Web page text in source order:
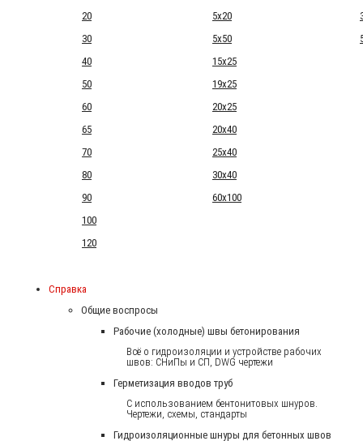
20
5x20
30
5x50
40
15x25
50
19x25
60
20x25
65
20x40
70
25x40
80
30x40
90
60x100
100
120
Справка
Общие воспросы
Рабочие (холодные) швы бетонирования
Всё о гидроизоляции и устройстве рабочих
швов: СНиПы и СП, DWG чертежи
Герметизация вводов труб
С использованием бентонитовых шнуров.
Чертежи, схемы, стандарты
Гидроизоляционные шнуры для бетонных швов